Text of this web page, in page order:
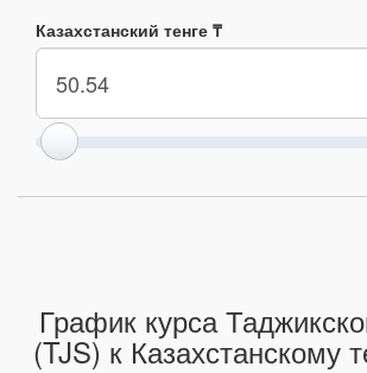
Казахстанский тенге ₸
График курса
(TJS) к Казахстанскому